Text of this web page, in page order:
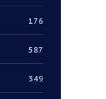
176
587
349